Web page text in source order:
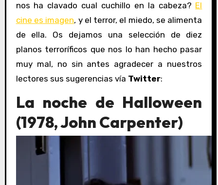
nos ha clavado cual cuchillo en la cabeza? El
cine es imagen, y el terror, el miedo, se alimenta
de ella. Os dejamos una selección de diez
planos terroríficos que nos lo han hecho pasar
muy mal, no sin antes agradecer a nuestros
lectores sus sugerencias vía Twitter:
La noche de Halloween
(1978, John Carpenter)